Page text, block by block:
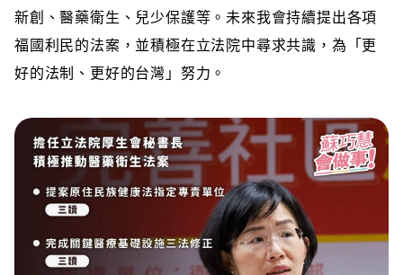
新創、醫藥衛生、兒少保護等。未來我會持續提出各項
福國利民的法案，並積極在立法院中尋求共識，為「更
好的法制、更好的台灣」努力。